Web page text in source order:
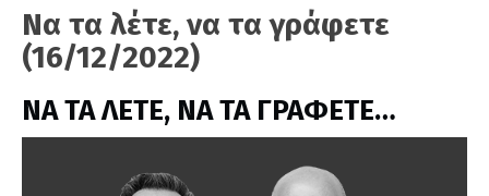
Να τα λέτε, να τα γράφετε
(16/12/2022)
ΝΑ ΤΑ ΛΕΤΕ, ΝΑ ΤΑ ΓΡΑΦΕΤΕ…